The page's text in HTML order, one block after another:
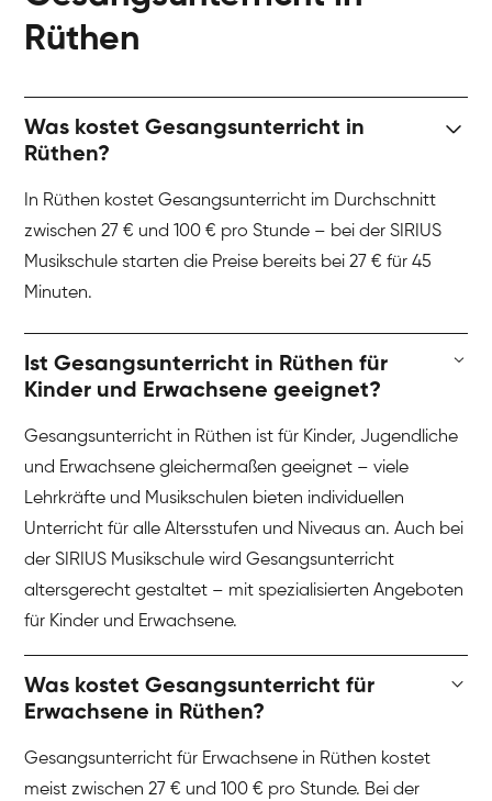
Rüthen
Was kostet Gesangsunterricht in
Rüthen?
In Rüthen kostet Gesangsunterricht im Durchschnitt
zwischen 27 € und 100 € pro Stunde – bei der SIRIUS
Musikschule starten die Preise bereits bei 27 € für 45
Minuten.
Ist Gesangsunterricht in Rüthen für
Kinder und Erwachsene geeignet?
Gesangsunterricht in Rüthen ist für Kinder, Jugendliche
und Erwachsene gleichermaßen geeignet – viele
Lehrkräfte und Musikschulen bieten individuellen
Unterricht für alle Altersstufen und Niveaus an. Auch bei
der SIRIUS Musikschule wird Gesangsunterricht
altersgerecht gestaltet – mit spezialisierten Angeboten
für Kinder und Erwachsene.
Was kostet Gesangsunterricht für
Erwachsene in Rüthen?
Gesangsunterricht für Erwachsene in Rüthen kostet
meist zwischen 27 € und 100 € pro Stunde. Bei der